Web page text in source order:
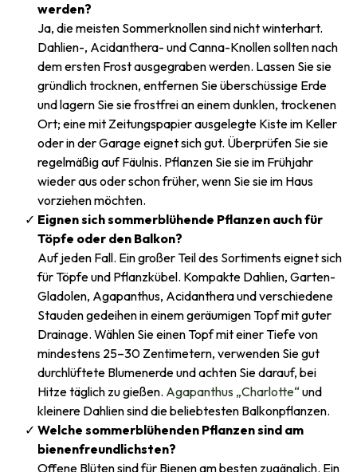
werden?
Ja, die meisten Sommerknollen sind nicht winterhart.
Dahlien-, Acidanthera- und Canna-Knollen sollten nach
dem ersten Frost ausgegraben werden. Lassen Sie sie
gründlich trocknen, entfernen Sie überschüssige Erde
und lagern Sie sie frostfrei an einem dunklen, trockenen
Ort; eine mit Zeitungspapier ausgelegte Kiste im Keller
oder in der Garage eignet sich gut. Überprüfen Sie sie
regelmäßig auf Fäulnis. Pflanzen Sie sie im Frühjahr
wieder aus oder schon früher, wenn Sie sie im Haus
vorziehen möchten.
Eignen sich sommerblühende Pflanzen auch für
Töpfe oder den Balkon?
Auf jeden Fall. Ein großer Teil des Sortiments eignet sich
für Töpfe und Pflanzkübel. Kompakte Dahlien, Garten-
Gladolen, Agapanthus, Acidanthera und verschiedene
Stauden gedeihen in einem geräumigen Topf mit guter
Drainage. Wählen Sie einen Topf mit einer Tiefe von
mindestens 25–30 Zentimetern, verwenden Sie gut
durchlüftete Blumenerde und achten Sie darauf, bei
Hitze täglich zu gießen. Agapanthus „Charlotte“ und
kleinere Dahlien sind die beliebtesten Balkonpflanzen.
Welche sommerblühenden Pflanzen sind am
bienenfreundlichsten?
Offene Blüten sind für Bienen am besten zugänglich. Ein